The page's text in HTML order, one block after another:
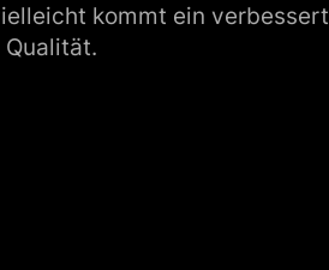
kommt ein